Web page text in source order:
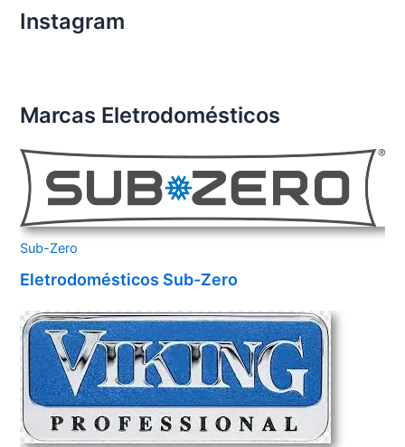
Instagram
Marcas Eletrodomésticos
Sub-Zero
Eletrodomésticos Sub-Zero